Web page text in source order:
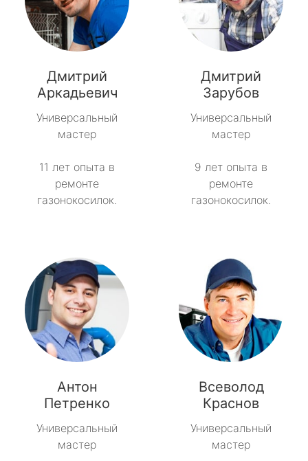
Дмитрий
Аркадьевич
Универсальный
мастер
11 лет опыта в
ремонте
газонокосилок.
Дмитрий
Зарубов
Универсальный
мастер
9 лет опыта в
ремонте
газонокосилок.
Антон
Петренко
Универсальный
мастер
Всеволод
Краснов
Универсальный
мастер